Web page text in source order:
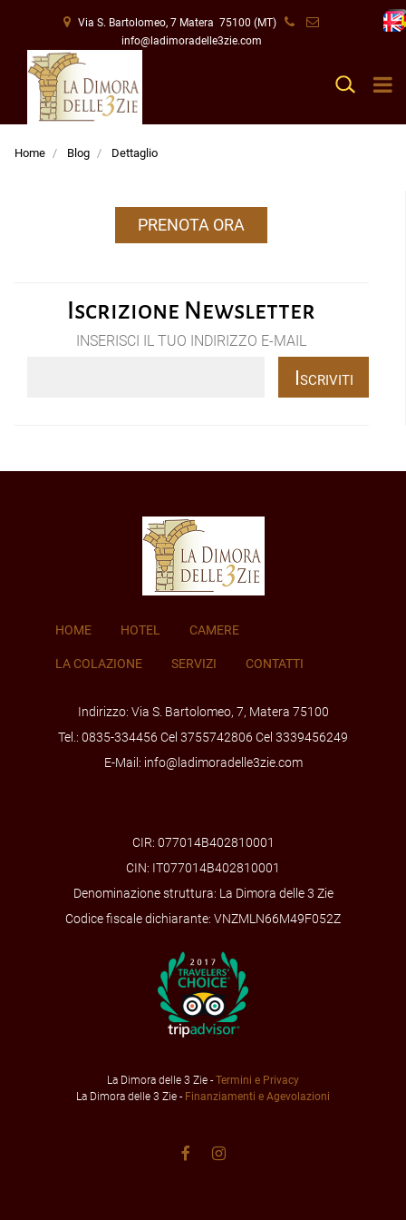
Via S. Bartolomeo, 7 Matera 75100 (MT)
info@ladimoradelle3zie.com
Open
Home Blog Dettaglio
PRENOTA ORA
Iscrizione Newsletter
INSERISCI IL TUO INDIRIZZO E-MAIL
HOME HOTEL CAMERE
LA COLAZIONE SERVIZI CONTATTI
Indirizzo: Via S. Bartolomeo, 7, Matera 75100
Tel.: 0835-334456 Cel 3755742806 Cel 3339456249
E-Mail: info@ladimoradelle3zie.com
CIR: 077014B402810001
CIN: IT077014B402810001
Denominazione struttura: La Dimora delle 3 Zie
Codice fiscale dichiarante: VNZMLN66M49F052Z
La Dimora delle 3 Zie -Termini e Privacy
La Dimora delle 3 Zie - Finanziamenti e Agevolazioni